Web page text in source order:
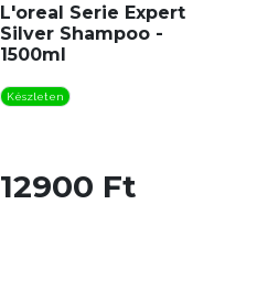
L'oreal Serie Expert
Silver Shampoo -
1500ml
Készleten
12900 Ft